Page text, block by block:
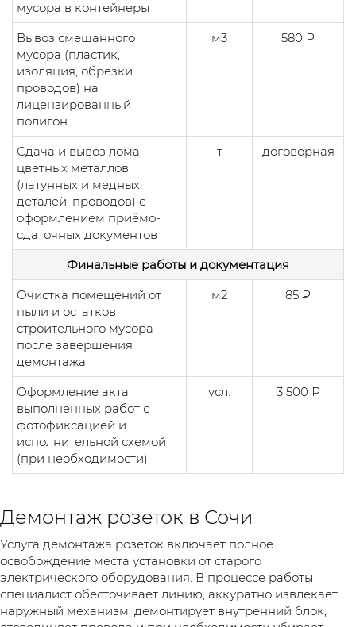
мусора в контейнеры
Вывоз смешанного
мусора (пластик,
изоляция, обрезки
проводов) на
лицензированный
полигон
м3 580 ₽
Сдача и вывоз лома
цветных металлов
(латунных и медных
деталей, проводов) с
оформлением приёмо-
сдаточных документов
т договорная
Финальные работы и документация
Очистка помещений от
пыли и остатков
строительного мусора
после завершения
демонтажа
м2 85 ₽
Оформление акта
выполненных работ с
фотофиксацией и
исполнительной схемой
(при необходимости)
усл. 3 500 ₽
Демонтаж розеток в Сочи
Услуга демонтажа розеток включает полное
освобождение места установки от старого
электрического оборудования. В процессе работы
специалист обесточивает линию, аккуратно извлекает
наружный механизм, демонтирует внутренний блок,